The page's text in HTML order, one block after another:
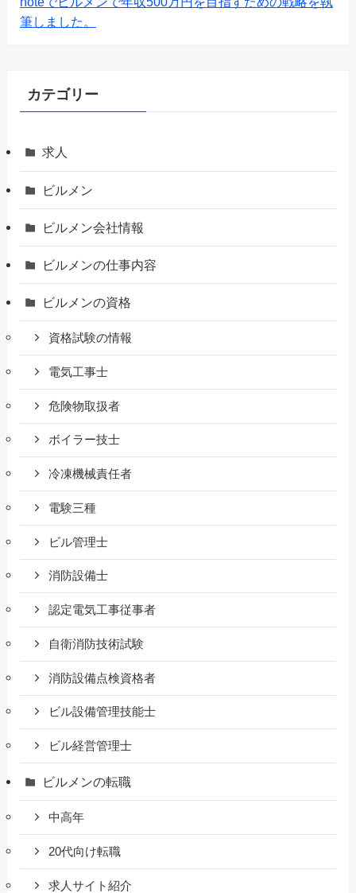
筆しました。
カテゴリー
求人
ビルメン
ビルメン会社情報
ビルメンの仕事内容
ビルメンの資格
資格試験の情報
電気工事士
危険物取扱者
ボイラー技士
冷凍機械責任者
電験三種
ビル管理士
消防設備士
認定電気工事従事者
自衛消防技術試験
消防設備点検資格者
ビル設備管理技能士
ビル経営管理士
ビルメンの転職
中高年
20代向け転職
求人サイト紹介